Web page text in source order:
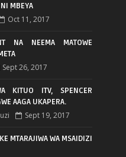
MBEYA
Oct 11, 2017
NA NEEMA MATOWE
Sept 26, 2017
KITUO ITV, SPENCER
AAGA UKAPERA.
Sept 19, 2017
MTARAJIWA WA MSAIDIZI